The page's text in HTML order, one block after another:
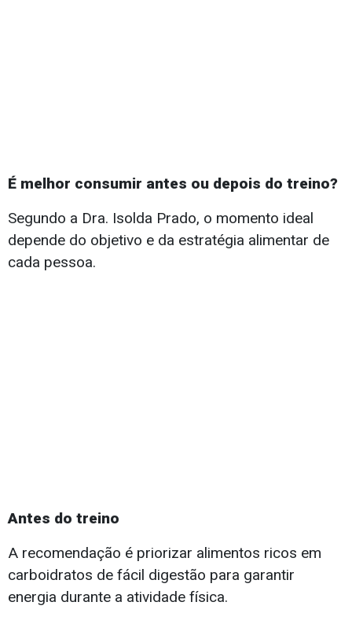
É melhor consumir antes ou depois do treino?
Segundo a Dra. Isolda Prado, o momento ideal
depende do objetivo e da estratégia alimentar de
cada pessoa.
Antes do treino
A recomendação é priorizar alimentos ricos em
carboidratos de fácil digestão para garantir
energia durante a atividade física.